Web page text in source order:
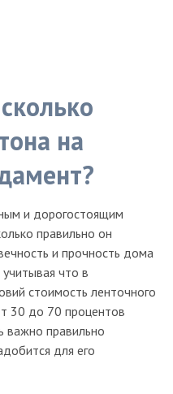
на
и дорогостоящим
правильно он
и прочность дома
учитывая что в
стоимость ленточного
30 до 70 процентов
важно правильно
для его